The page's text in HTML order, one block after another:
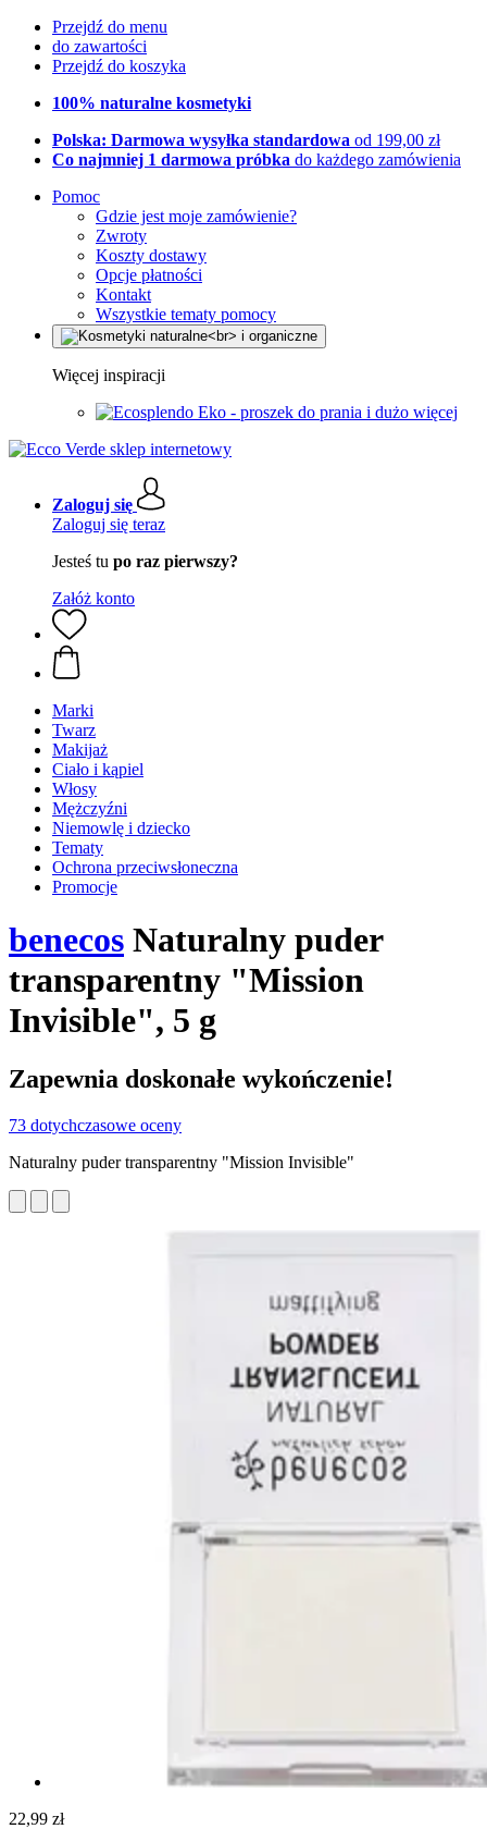
Przejdź do menu
do zawartości
Przejdź do koszyka
100% naturalne kosmetyki
Polska: Darmowa wysyłka standardowa od 199,00 zł
Co najmniej 1 darmowa próbka do każdego zamówienia
Pomoc
Gdzie jest moje zamówienie?
Zwroty
Koszty dostawy
Opcje płatności
Kontakt
Wszystkie tematy pomocy
Więcej inspiracji
Eko - proszek do prania i dużo więcej
Zaloguj się
Zaloguj się teraz
Jesteś tu po raz pierwszy?
Załóż konto
Marki
Twarz
Makijaż
Ciało i kąpiel
Włosy
Mężczyźni
Niemowlę i dziecko
Tematy
Ochrona przeciwsłoneczna
Promocje
benecos Naturalny puder
transparentny "Mission
Invisible", 5 g
Zapewnia doskonałe wykończenie!
73 dotychczasowe oceny
Naturalny puder transparentny "Mission Invisible"
22,99 zł